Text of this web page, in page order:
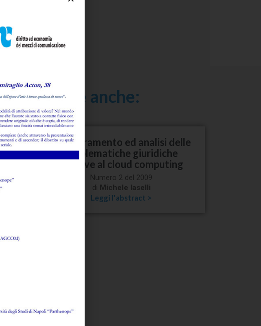
anche:
Inquadramento ed analisi delle
problematiche giuridiche
relative al cloud computing
Numero 2 del 2009
di Michele Iaselli
Leggi l'abstract >